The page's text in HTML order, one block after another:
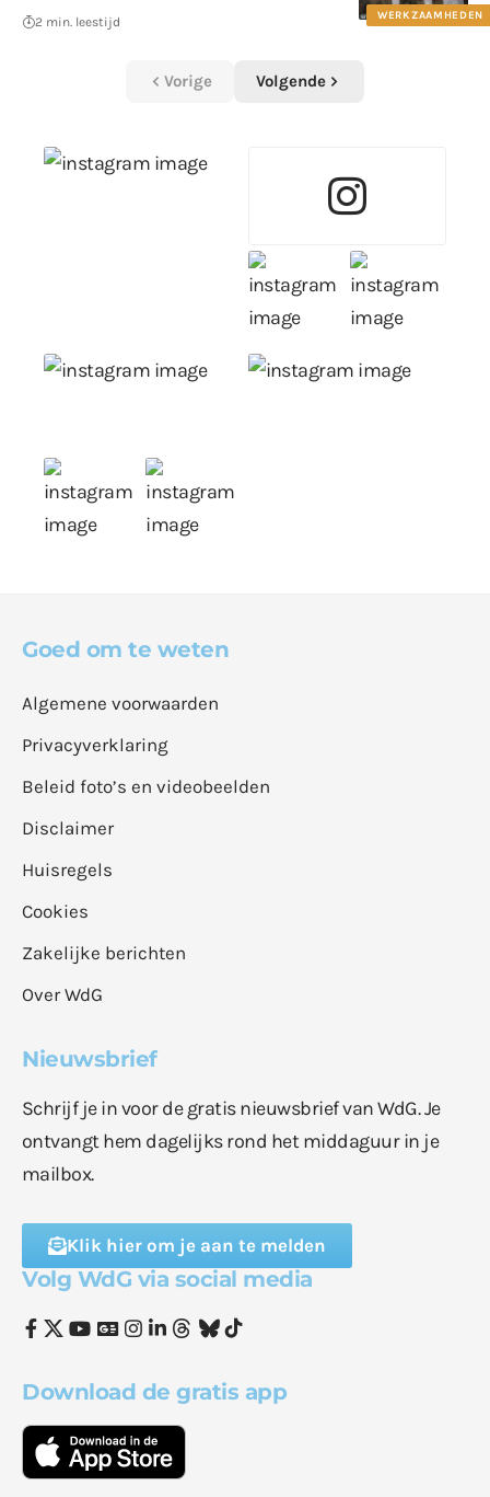
WERKZAAMHEDEN
2 min. leestijd
Vorige Volgende
Goed om te weten
Algemene voorwaarden
Privacyverklaring
Beleid foto’s en videobeelden
Disclaimer
Huisregels
Cookies
Zakelijke berichten
Over WdG
Nieuwsbrief
Schrijf je in voor de gratis nieuwsbrief van WdG. Je
ontvangt hem dagelijks rond het middaguur in je
mailbox.
Klik hier om je aan te melden
Volg WdG via social media
Download de gratis app